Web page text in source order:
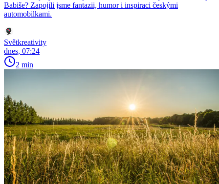
Babiše? Zapojili jsme fantazii, humor i inspiraci českými
automobilkami.
Světkreativity
dnes, 07:24
2 min